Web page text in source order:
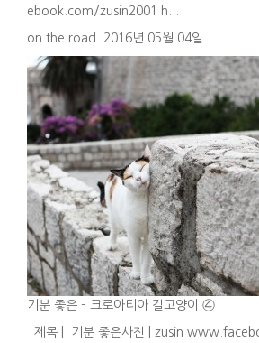
ebook.com/zusin2001 h...
on the road. 2016년 05월 04일
기분 좋은 – 크로아티아 길고양이 ④
제목 | 기분 좋은사진 | zusin